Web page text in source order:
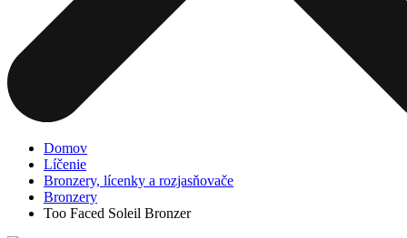
Domov
Líčenie
Bronzery, lícenky a rozjasňovače
Bronzery
Too Faced Soleil Bronzer